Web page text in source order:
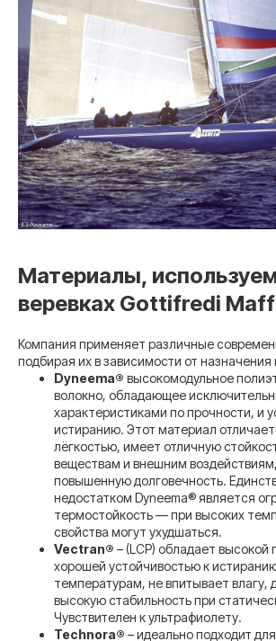
Материалы,
веревках Gottifredi
Компания применяет различные
подбирая их в зависимости от назначения
Dyneema® высокомодульное
волокно, обладающее
характеристиками по прочности, и
истиранию. Этот материал
лёгкостью, имеет отличную
веществам и внешним
повышенную долговечность.
недостатком Dyneema® является
термостойкость — при высоких
свойства могут ухудшаться.
Vectran® – (LCP) обладает высокой
хорошей устойчивостью к
температурам, не впитывает влагу,
высокую стабильность при
Чувствителен к ультрафиолету.
Technora® – идеально подходит